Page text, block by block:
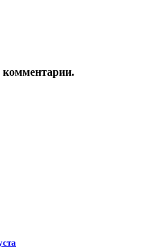
комментарии.